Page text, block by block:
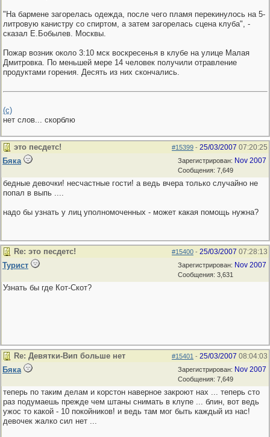
"На бармене загорелась одежда, после чего пламя перекинулось на 5-
литровую канистру со спиртом, а затем загорелась сцена клуба", -
сказал Е.Бобылев. Москвы.
Пожар возник около 3:10 мск воскресенья в клубе на улице Малая
Дмитровка. По меньшей мере 14 человек получили отравление
продуктами горения. Десять из них скончались.
(с)
нет слов... скорблю
#15399 - 25/03/2007 07:20:25
это песдетс!
Зарегистрирован: Nov 2007
Сообщения: 7,649
Бяка
бедные девочки! несчастные гости! а ведь вчера только случайно не
попал в выпь ....
надо бы узнать у лиц уполномоченных - может какая помощь нужна?
#15400 - 25/03/2007 07:28:13
Re: это песдетс!
Зарегистрирован: Nov 2007
Сообщения: 3,631
Турист
Узнать бы где Кот-Скот?
#15401 - 25/03/2007 08:04:03
Re: Девятки-Вип больше нет
Зарегистрирован: Nov 2007
Сообщения: 7,649
Бяка
теперь по таким делам и корстон наверное закроют нах ... теперь сто
раз подумаешь прежде чем штаны снимать в клупе ... блин, вот ведь
ужос то какой - 10 покойников! и ведь там мог быть каждый из нас!
девочек жалко сил нет ...